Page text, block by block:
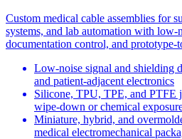
Custom medical cable assemblies for
systems, and lab automation with low-
documentation control, and prototype-
Low-noise signal and shielding
and patient-adjacent electronics
Silicone, TPU, TPE, and PTFE
wipe-down or chemical
Miniature, hybrid, and
medical electromechanical